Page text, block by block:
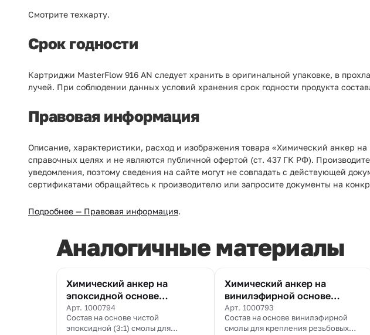
Смотрите техкарту.
Срок годности
Картриджи MasterFlow 916 AN следует хранить в оригинальной упаковке, в
лучей. При соблюдении данных условий хранения срок годности продукта
Правовая информация
Описание, характеристики, расход и изображения товара «Химический анкер
справочных целях и не являются публичной офертой (ст. 437 ГК РФ).
уведомления, поэтому сведения на сайте могут не совпадать с действующей
сертификатами обращайтесь к производителю или запросите документы на
Подробнее — Правовая информация.
Аналогичные материалы
Химический анкер на
эпоксидной основе
MasterFlow 936 AN
Арт. 1000794
Состав на основе чистой
эпоксидной (3:1) смолы для
Химический анкер на
винилэфирной основе
MasterFlow 918 AN
Арт. 1000793
Состав на основе винилэфирной
смолы для крепления резьбовых